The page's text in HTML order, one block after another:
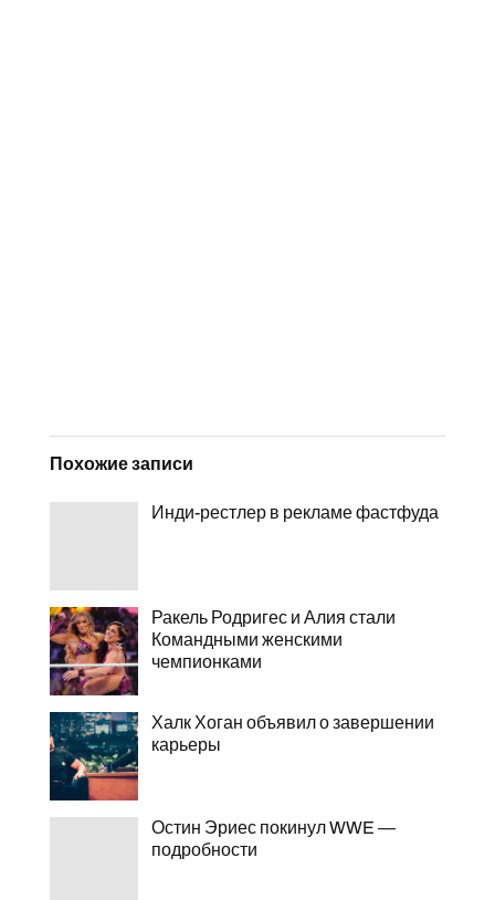
Похожие записи
Инди-рестлер в рекламе фастфуда
Ракель Родригес и Алия стали
Командными женскими
чемпионками
Халк Хоган объявил о завершении
карьеры
Остин Эриес покинул WWE —
подробности